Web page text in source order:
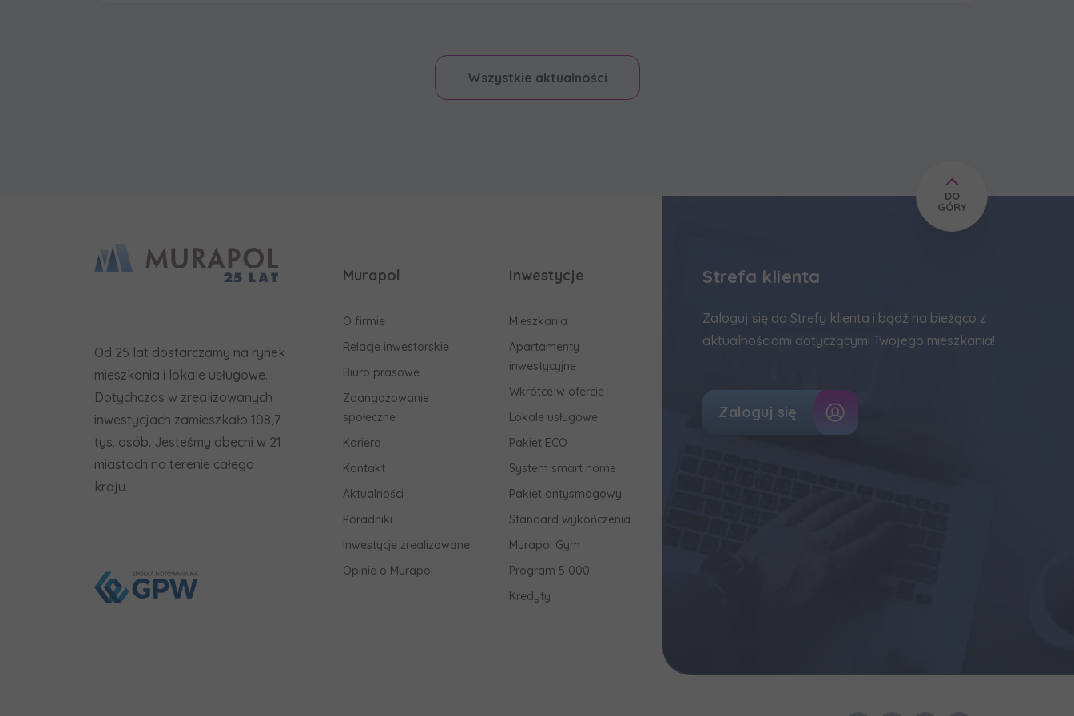
Wszystkie aktualności
Od 25 lat dostarczamy na rynek
mieszkania i lokale usługowe.
Dotychczas w zrealizowanych
inwestycjach zamieszkało 108,7
tys. osób. Jesteśmy obecni w 21
miastach na terenie całego
kraju.
Murapol
O firmie
Relacje inwestorskie
Biuro prasowe
Zaangażowanie
społeczne
Kariera
Kontakt
Aktualności
Poradniki
Inwestycje zrealizowane
Opinie o Murapol
Inwestycje
Mieszkania
Apartamenty
inwestycyjne
Wkrótce w ofercie
Lokale usługowe
Pakiet ECO
System smart home
Pakiet antysmogowy
Standard wykończenia
Murapol Gym
Program 5 000
Kredyty
Strefa klienta
Zaloguj się do Strefy klienta i bądź na bieżąco z
aktualnościami dotyczącymi Twojego mieszkania!
Zaloguj się
DO
GÓRY